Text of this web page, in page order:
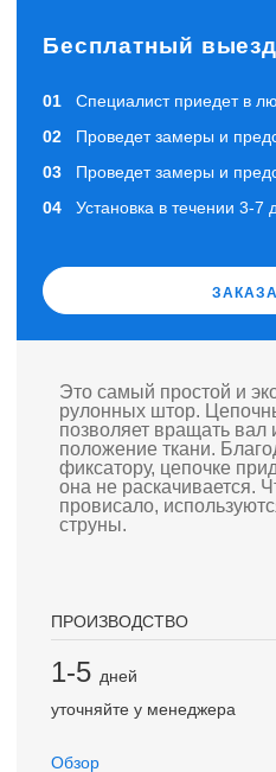
Это самый простой и
рулонных штор.
позволяет вращать вал
положение ткани.
фиксатору, цепочке
она не раскачивается.
провисало,
струны.
ПРОИЗВОДСТВО
1-5 дней
уточняйте у менеджера
Обзор
Бесплатный
Специалист приедет в
Проведет замеры и
Проведет замеры и
Установка в течении 3-7